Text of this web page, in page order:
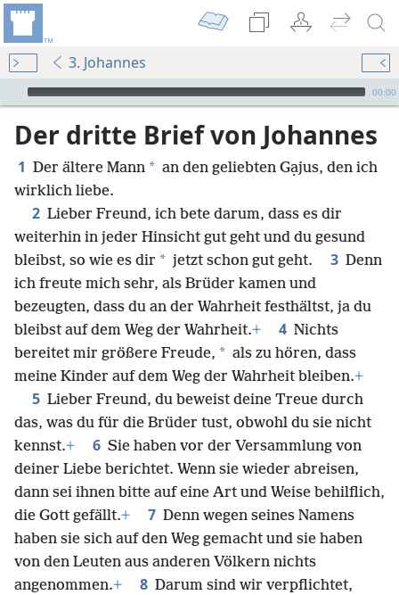
3. Johannes
Audio Player
00:00
Der dritte Brief von Johannes
1 Der ältere Mann * an den geliebten Gạjus, den ich
wirklich liebe.
2 Lieber Freund, ich bete darum, dass es dir
weiterhin in jeder Hinsicht gut geht und du gesund
bleibst, so wie es dir * jetzt schon gut geht. 3 Denn
ich freute mich sehr, als Brüder kamen und
bezeugten, dass du an der Wahrheit festhältst, ja du
bleibst auf dem Weg der Wahrheit.+ 4 Nichts
bereitet mir größere Freude, * als zu hören, dass
meine Kinder auf dem Weg der Wahrheit bleiben.+
5 Lieber Freund, du beweist deine Treue durch
das, was du für die Brüder tust, obwohl du sie nicht
kennst.+ 6 Sie haben vor der Versammlung von
deiner Liebe berichtet. Wenn sie wieder abreisen,
dann sei ihnen bitte auf eine Art und Weise behilflich,
die Gott gefällt.+ 7 Denn wegen seines Namens
haben sie sich auf den Weg gemacht und sie haben
von den Leuten aus anderen Völkern nichts
angenommen.+ 8 Darum sind wir verpflichtet,